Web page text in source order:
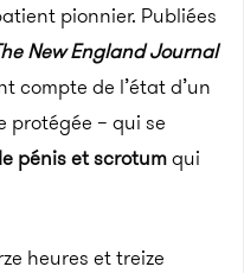
pionnier. Publiées
New England Journal
compte de l’état d’un
protégée – qui se
pénis et scrotumqui
heures et treize